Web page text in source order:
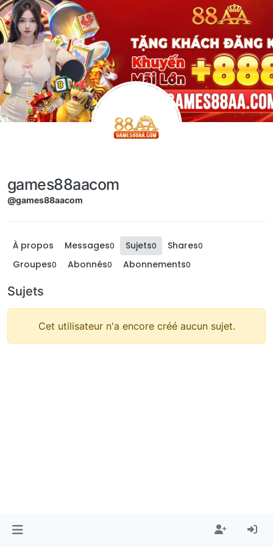
Aller directement au contenu
games88aacom
@games88aacom
À propos Messages0 Sujets0 Shares0
Groupes0 Abonnés0 Abonnements0
Sujets
Cet utilisateur n'a encore créé aucun sujet.